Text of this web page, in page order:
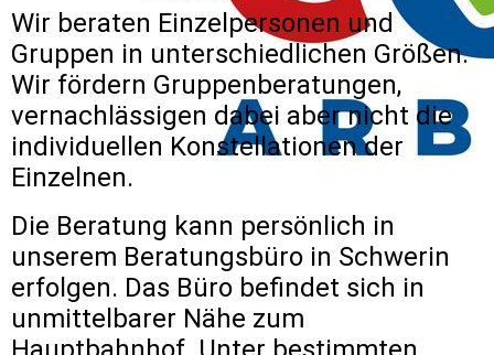
Wir beraten Einzelpersonen und
Gruppen in unterschiedlichen Größen.
Wir fördern Gruppenberatungen,
vernachlässigen dabei aber nicht die
individuellen Konstellationen der
Einzelnen.
Die Beratung kann persönlich in
unserem Beratungsbüro in Schwerin
erfolgen. Das Büro befindet sich in
unmittelbarer Nähe zum